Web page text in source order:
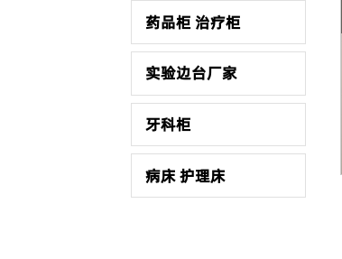
药品柜 治疗柜
实验边台厂家
牙科柜
病床 护理床